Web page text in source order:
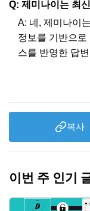
Q: 제미나이는 최
A: 네, 제미나이
정보를 기반으
스를 반영한 답
복사
이번 주 인기